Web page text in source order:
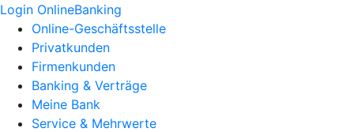
Login OnlineBanking
Online-Geschäftsstelle
Privatkunden
Firmenkunden
Banking & Verträge
Meine Bank
Service & Mehrwerte